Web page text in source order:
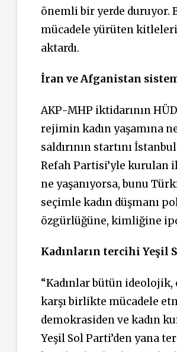
önemli bir yerde duruyor.
mücadele yürüten
aktardı.
İran ve Afganistan
AKP-MHP iktidarının
rejimin kadın yaşamına
saldırının startını
Refah Partisi’yle kurulan
ne yaşanıyorsa, bunu
seçimle kadın düşmanı
özgürlüğüne, kimliğine
Kadınların tercihi Yeşil
“Kadınlar bütün
karşı birlikte mücadele
demokrasiden ve kadın
Yeşil Sol Parti’den yana